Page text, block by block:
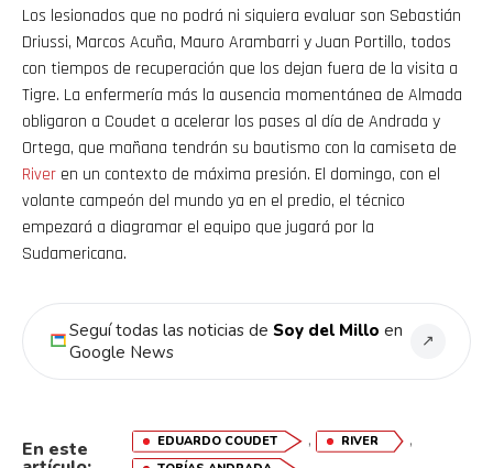
Los lesionados que no podrá ni siquiera evaluar son Sebastián
Driussi, Marcos Acuña, Mauro Arambarri y Juan Portillo, todos
con tiempos de recuperación que los dejan fuera de la visita a
Tigre. La enfermería más la ausencia momentánea de Almada
obligaron a Coudet a acelerar los pases al día de Andrada y
Ortega, que mañana tendrán su bautismo con la camiseta de
River en un contexto de máxima presión. El domingo, con el
volante campeón del mundo ya en el predio, el técnico
empezará a diagramar el equipo que jugará por la
Sudamericana.
Seguí todas las noticias de Soy del Millo en
Google News
↗
En este EDUARDO COUDET , RIVER ,